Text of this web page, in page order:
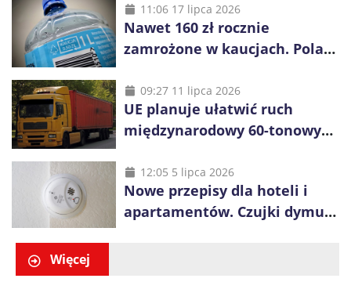
11:06 17 lipca 2026
Nawet 160 zł rocznie
zamrożone w kaucjach. Polacy
vouchery
09:27 11 lipca 2026
UE planuje ułatwić ruch
międzynarodowy 60-tonowych
konkurencji
12:05 5 lipca 2026
Nowe przepisy dla hoteli i
apartamentów. Czujki dymu
Więcej